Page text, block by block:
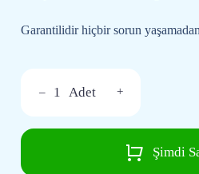
Garantilidir hiçbir sorun
– +
Şimdi